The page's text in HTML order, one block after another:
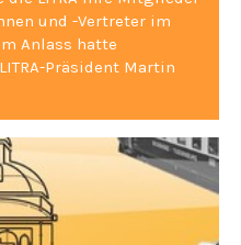
und -Vertreter im
Anlass hatte
Präsident Martin